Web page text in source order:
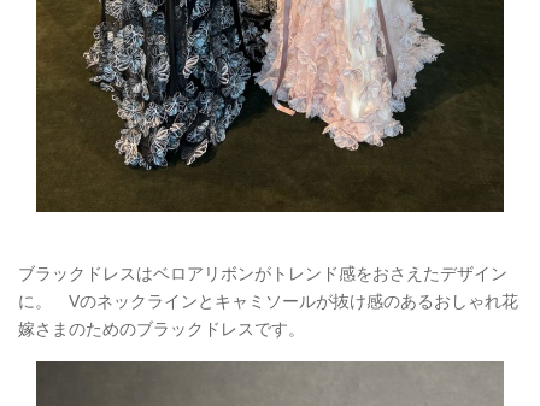
ブラックドレスはベロアリボンがトレンド感をおさえたデザイン
に。 Vのネックラインとキャミソールが抜け感のあるおしゃれ花
嫁さまのためのブラックドレスです。